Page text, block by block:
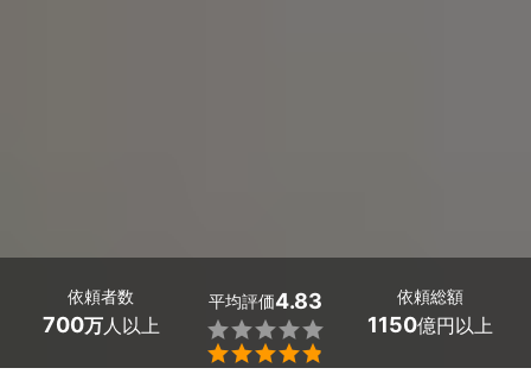
依頼者数
700万人以上
平均評価4.83


依頼総額
1150億円以上